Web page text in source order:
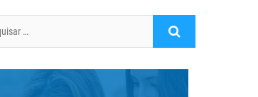
Pesquisar